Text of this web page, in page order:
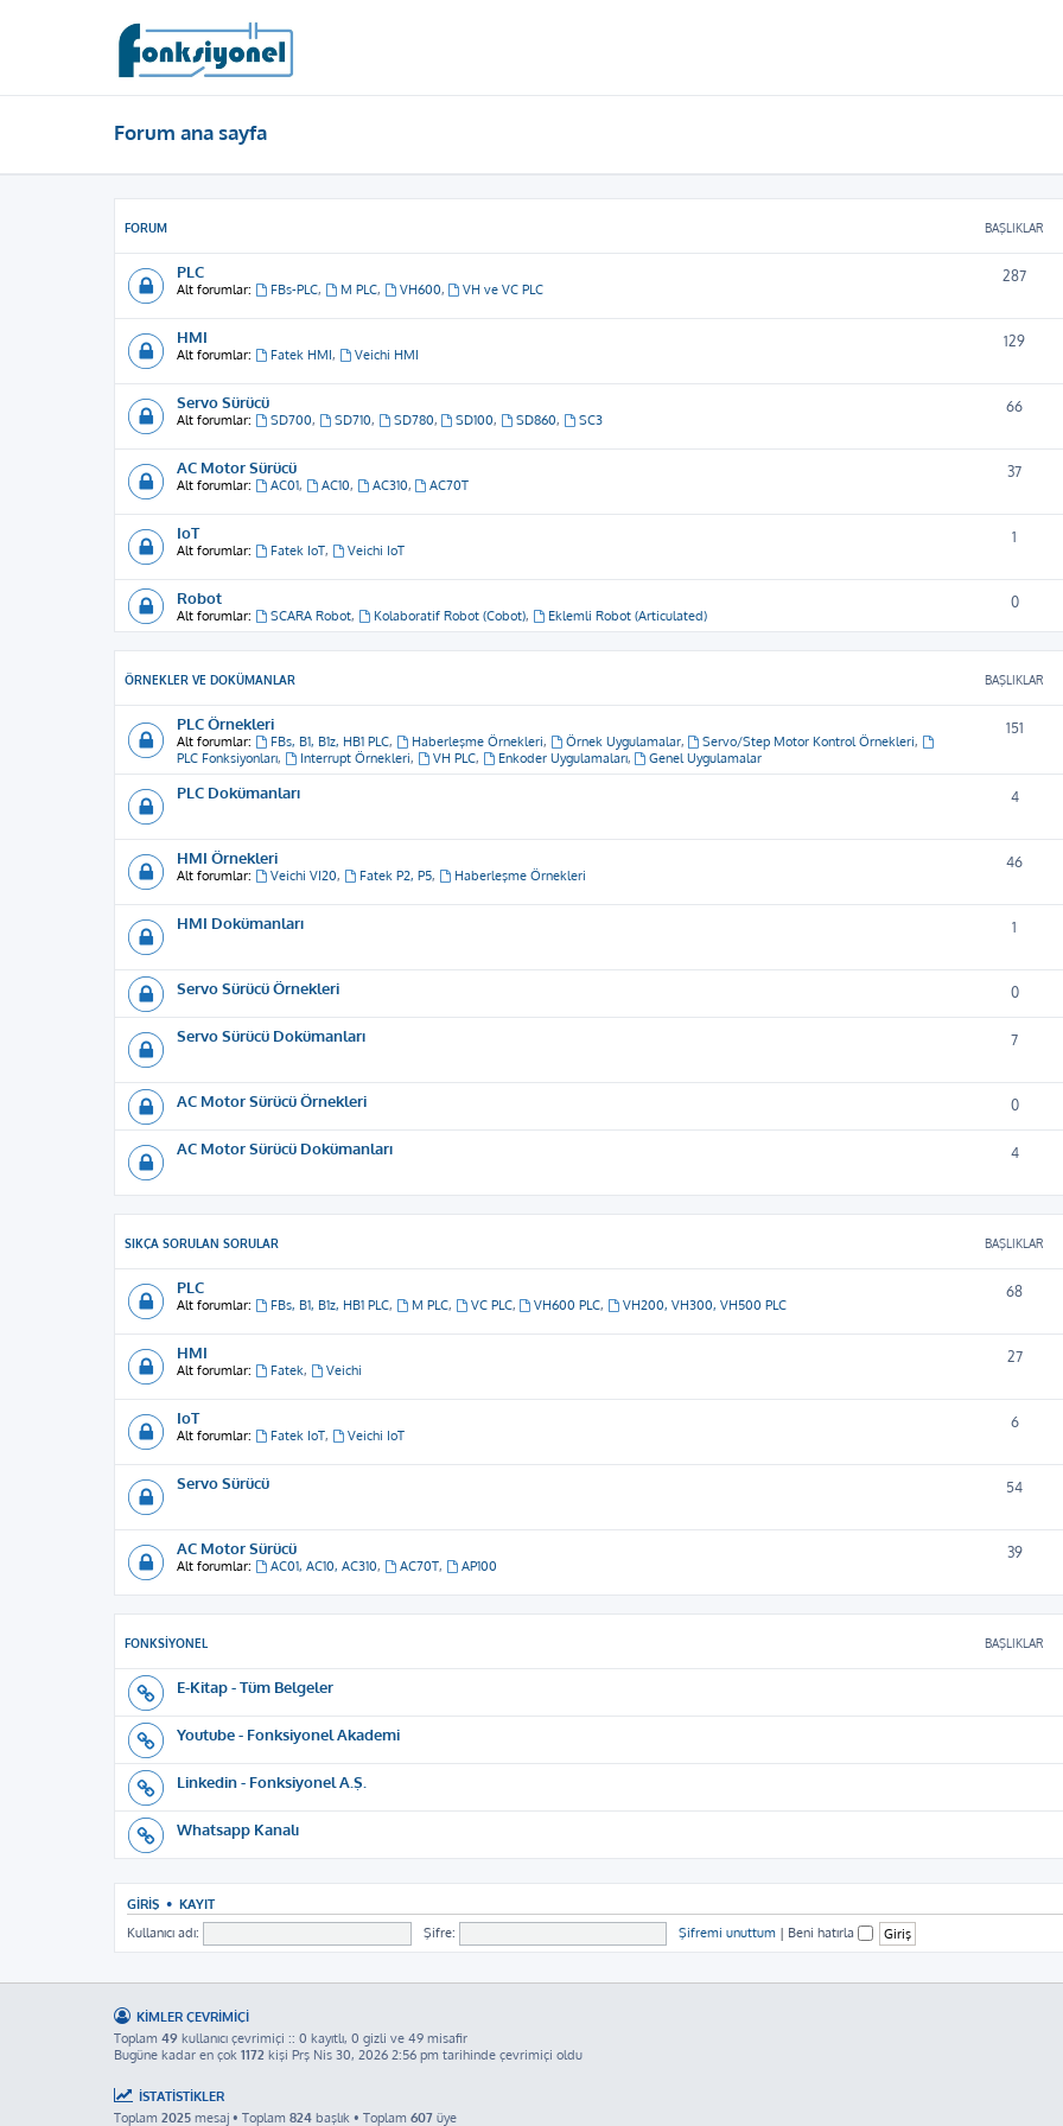
Forum ana sayfa
FORUM BAŞLIKLAR
PLC
Alt forumlar: FBs-PLC, M PLC, VH600, VH ve VC PLC
287
HMI
Alt forumlar: Fatek HMI, Veichi HMI
129
Servo Sürücü
Alt forumlar: SD700, SD710, SD780, SD100, SD860, SC3
66
AC Motor Sürücü
Alt forumlar: AC01, AC10, AC310, AC70T
37
IoT
Alt forumlar: Fatek IoT, Veichi IoT
1
Robot
Alt forumlar: SCARA Robot, Kolaboratif Robot (Cobot), Eklemli Robot (Articulated)
0
ÖRNEKLER VE DOKÜMANLAR BAŞLIKLAR
PLC Örnekleri
Alt forumlar: FBs, B1, B1z, HB1 PLC, Haberleşme Örnekleri, Örnek Uygulamalar, Servo/Step Motor Kontrol Örnekleri,
PLC Fonksiyonları, Interrupt Örnekleri, VH PLC, Enkoder Uygulamaları, Genel Uygulamalar
151
PLC Dokümanları 4
HMI Örnekleri
Alt forumlar: Veichi VI20, Fatek P2, P5, Haberleşme Örnekleri
46
HMI Dokümanları 1
Servo Sürücü Örnekleri 0
Servo Sürücü Dokümanları 7
AC Motor Sürücü Örnekleri 0
AC Motor Sürücü Dokümanları 4
SIKÇA SORULAN SORULAR BAŞLIKLAR
PLC
Alt forumlar: FBs, B1, B1z, HB1 PLC, M PLC, VC PLC, VH600 PLC, VH200, VH300, VH500 PLC
68
HMI
Alt forumlar: Fatek, Veichi
27
IoT
Alt forumlar: Fatek IoT, Veichi IoT
6
Servo Sürücü 54
AC Motor Sürücü
Alt forumlar: AC01, AC10, AC310, AC70T, AP100
39
FONKSIYONEL BAŞLIKLAR
E-Kitap - Tüm Belgeler
Youtube - Fonksiyonel Akademi
Linkedin - Fonksiyonel A.Ş.
Whatsapp Kanalı
GIRIŞ • KAYIT
Kullanıcı adı: Şifre: Şifremi unuttum | Beni hatırla
KIMLER ÇEVRIMIÇI
Toplam 49 kullanıcı çevrimiçi :: 0 kayıtlı, 0 gizli ve 49 misafir
Bugüne kadar en çok 1172 kişi Prş Nis 30, 2026 2:56 pm tarihinde çevrimiçi oldu
İSTATISTIKLER
Toplam 2025 mesaj • Toplam 824 başlık • Toplam 607 üye